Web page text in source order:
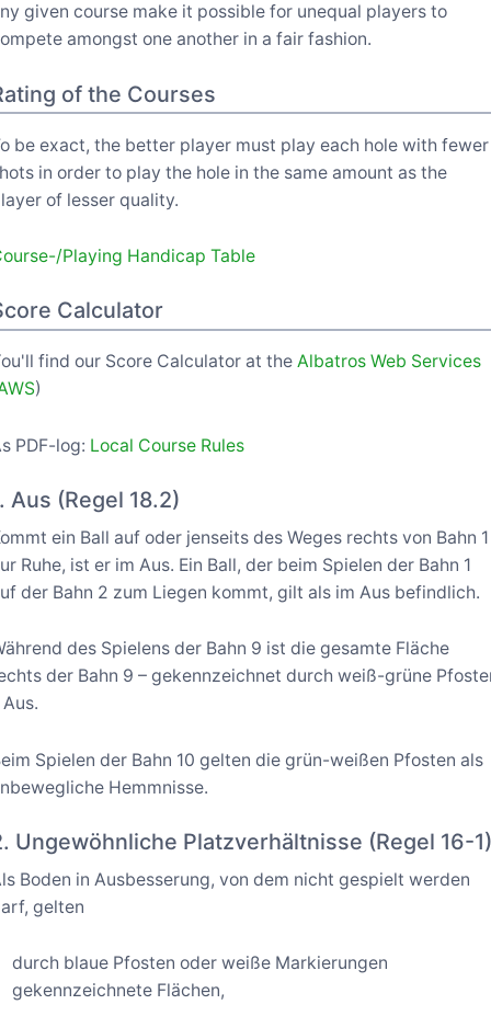
given course make it possible for unequal players to
amongst one another in a fair fashion.
of the Courses
be exact, the better player must play each hole with fewer
in order to play the hole in the same amount as the
of lesser quality.
Playing Handicap Table
Calculator
find our Score Calculator at theAlbatros Web Services
)
PDF-log: Local Course Rules
Aus (Regel 18.2)
ein Ball auf oder jenseits des Weges rechts von Bahn 1
Ruhe, ist er im Aus. Ein Ball, der beim Spielen der Bahn 1
der Bahn 2 zum Liegen kommt, gilt als im Aus befindlich.
des Spielens der Bahn 9 ist die gesamte Fläche
der Bahn 9 – gekennzeichnet durch weiß-grüne
Aus.
Spielen der Bahn 10 gelten die grün-weißen Pfosten als
Hemmnisse.
Ungewöhnliche Platzverhältnisse (Regel 16-
Boden in Ausbesserung, von dem nicht gespielt werden
gelten
durch blaue Pfosten oder weiße Markierungen
gekennzeichnete Flächen,